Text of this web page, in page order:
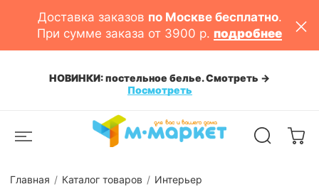
Доставка заказов по Москве бесплатно.
При сумме заказа от 3900 р. подробнее
НОВИНКИ: постельное белье. Смотреть ->
Посмотреть
Главная Каталог товаров
Интерьер